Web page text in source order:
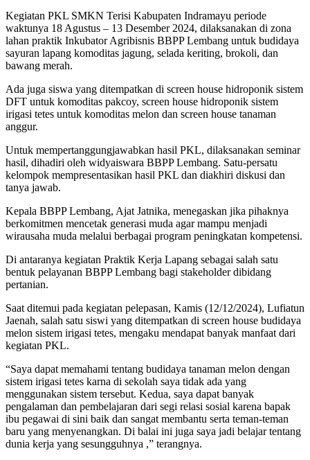
Kegiatan PKL SMKN Terisi Kabupaten Indramayu periode
waktunya 18 Agustus – 13 Desember 2024, dilaksanakan di zona
lahan praktik Inkubator Agribisnis BBPP Lembang untuk budidaya
sayuran lapang komoditas jagung, selada keriting, brokoli, dan
bawang merah.
Ada juga siswa yang ditempatkan di screen house hidroponik sistem
DFT untuk komoditas pakcoy, screen house hidroponik sistem
irigasi tetes untuk komoditas melon dan screen house tanaman
anggur.
Untuk mempertanggungjawabkan hasil PKL, dilaksanakan seminar
hasil, dihadiri oleh widyaiswara BBPP Lembang. Satu-persatu
kelompok mempresentasikan hasil PKL dan diakhiri diskusi dan
tanya jawab.
Kepala BBPP Lembang, Ajat Jatnika, menegaskan jika pihaknya
berkomitmen mencetak generasi muda agar mampu menjadi
wirausaha muda melalui berbagai program peningkatan kompetensi.
Di antaranya kegiatan Praktik Kerja Lapang sebagai salah satu
bentuk pelayanan BBPP Lembang bagi stakeholder dibidang
pertanian.
Saat ditemui pada kegiatan pelepasan, Kamis (12/12/2024), Lufiatun
Jaenah, salah satu siswi yang ditempatkan di screen house budidaya
melon sistem irigasi tetes, mengaku mendapat banyak manfaat dari
kegiatan PKL.
“Saya dapat memahami tentang budidaya tanaman melon dengan
sistem irigasi tetes karna di sekolah saya tidak ada yang
menggunakan sistem tersebut. Kedua, saya dapat banyak
pengalaman dan pembelajaran dari segi relasi sosial karena bapak
ibu pegawai di sini baik dan sangat membantu serta teman-teman
baru yang menyenangkan. Di balai ini juga saya jadi belajar tentang
dunia kerja yang sesungguhnya ,” terangnya.